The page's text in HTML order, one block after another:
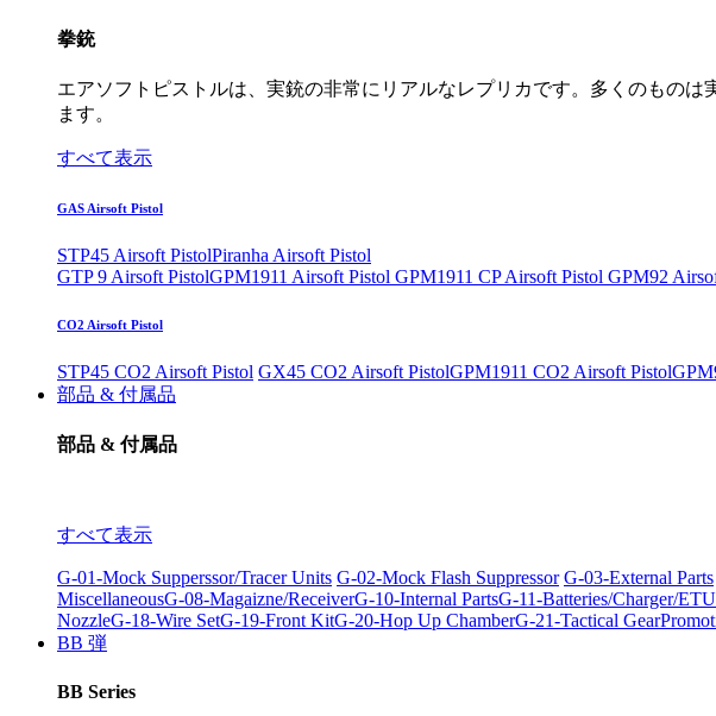
拳銃
エアソフトピストルは、実銃の非常にリアルなレプリカです。多くのもの
ます。
すべて表示
GAS Airsoft Pistol
STP45 Airsoft PistolPiranha Airsoft Pistol
GTP 9 Airsoft PistolGPM1911 Airsoft Pistol GPM1911 CP Airsoft Pistol GPM92
CO2 Airsoft Pistol
STP45 CO2 Airsoft Pistol GX45 CO2 Airsoft PistolGPM1911 CO2 Airsoft Pistol
部品 & 付属品
部品 & 付属品
すべて表示
G-01-Mock Supperssor/Tracer Units G-02-Mock Flash Suppressor G-03-External Parts
MiscellaneousG-08-Magaizne/ReceiverG-10-Internal PartsG-11-Batteries/Charger/
NozzleG-18-Wire SetG-19-Front KitG-20-Hop Up ChamberG-21-Tactical Gear
BB 弾
BB Series